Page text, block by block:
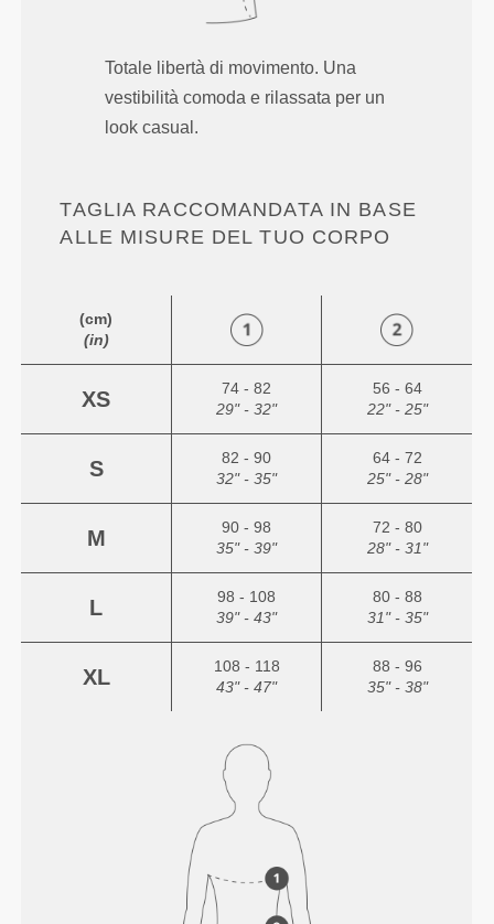
Totale libertà di movimento. Una
vestibilità comoda e rilassata per un
look casual.
TAGLIA RACCOMANDATA IN BASE
ALLE MISURE DEL TUO CORPO
(cm)
(in)
XS
74 - 82
29" - 32"
56 - 64
22" - 25"
S
82 - 90
32" - 35"
64 - 72
25" - 28"
M
90 - 98
35" - 39"
72 - 80
28" - 31"
L
98 - 108
39" - 43"
80 - 88
31" - 35"
XL
108 - 118
43" - 47"
88 - 96
35" - 38"